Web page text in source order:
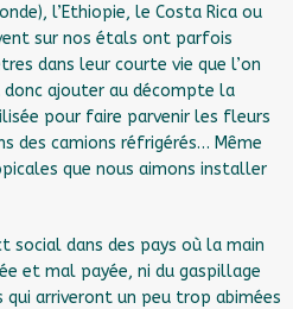
l’Ethiopie, le Costa Rica ou
sur nos étals ont parfois
dans leur courte vie que l’on
ajouter au décompte la
pour faire parvenir les fleurs
des camions réfrigérés… Même
que nous aimons installer
social dans des pays où la main
et mal payée, ni du gaspillage
arriveront un peu trop abimées